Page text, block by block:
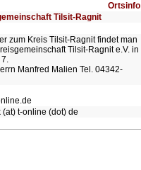
Ortsinfo
Tilsit-Ragnit
zum Kreis Tilsit-Ragnit findet man
Tilsit-Ragnit e.V. in
Manfred Malien Tel. 04342-
t-online (dot) de